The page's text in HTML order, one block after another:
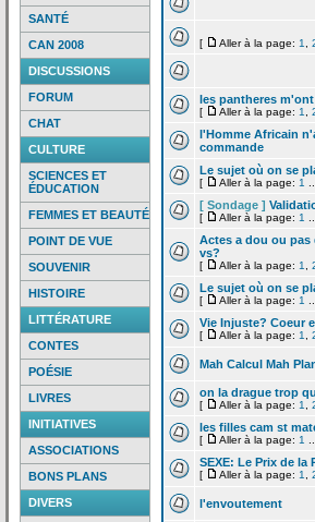
SANTÉ
CAN 2008
DISCUSSIONS
FORUM
CHAT
CULTURE
SCIENCES ET
ÉDUCATION
FEMMES ET BEAUTÉ
POINT DE VUE
SOUVENIR
HISTOIRE
LITTÉRATURE
CONTES
POÉSIE
LIVRES
INITIATIVES
ASSOCIATIONS
BONS PLANS
DIVERS
[ Aller à la page: 1
les pantheres
[ Aller à la page: 1
l'Homme Africain
commande
Le sujet où on se
[ Aller à la page: 1
[ Sondage ]
[ Aller à la page: 1
Actes a dou ou pas
vs?
[ Aller à la page: 1
Le sujet où on se
[ Aller à la page: 1
Vie Injuste? Coeur
[ Aller à la page: 1
Mah Calcul Mah
on la drague trop
[ Aller à la page: 1
les filles cam st
[ Aller à la page: 1
SEXE: Le Prix de la
[ Aller à la page: 1
l'envoutement